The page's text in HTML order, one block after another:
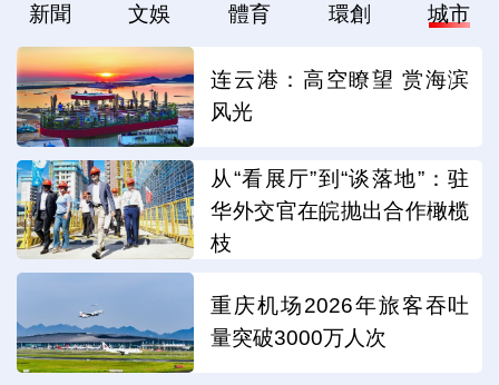
新聞 文娛 體育 環創 城市
连云港：高空瞭望 赏海滨
风光
从“看展厅”到“谈落地”：驻
华外交官在皖抛出合作橄榄
枝
重庆机场2026年旅客吞吐
量突破3000万人次